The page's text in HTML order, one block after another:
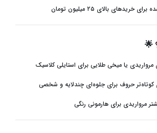
بالای ۲۵ میلیون تومان
🌟
مرواریدی یا میخی طلایی برای استایلی کلاسیک
کوتاه‌تر حروف برای جلوه‌ای چندلایه و شخصی
مرواریدی برای هارمونی رنگی